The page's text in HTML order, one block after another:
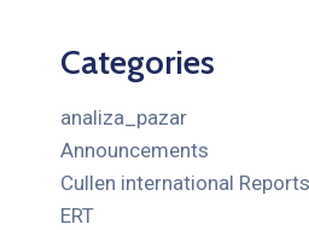
Categories
analiza_pazar
Announcements
Cullen international Reports
ERT